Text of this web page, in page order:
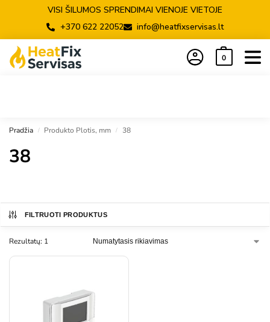
VISI ŠILUMOS SPRENDIMAI VIENOJE VIETOJE
+370 622 22052
info@heatfixservisas.lt
0
Pradžia / Produkto Plotis, mm / 38
38
FILTRUOTI PRODUKTUS
Rezultatų: 1